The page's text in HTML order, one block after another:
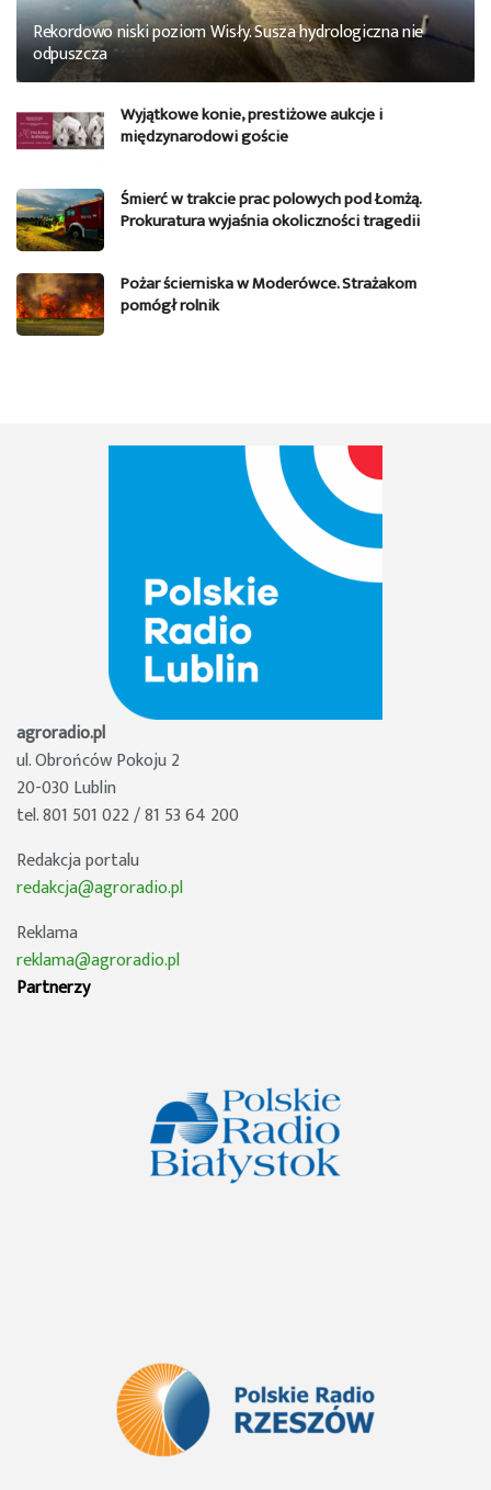
Rekordowo niski poziom Wisły. Susza hydrologiczna nie
odpuszcza
Wyjątkowe konie, prestiżowe aukcje i
międzynarodowi goście
Śmierć w trakcie prac polowych pod Łomżą.
Prokuratura wyjaśnia okoliczności tragedii
Pożar ścierniska w Moderówce. Strażakom
pomógł rolnik
agroradio.pl
ul. Obrońców Pokoju 2
20-030 Lublin
tel. 801 501 022 / 81 53 64 200
Redakcja portalu
redakcja@agroradio.pl
Reklama
reklama@agroradio.pl
Partnerzy